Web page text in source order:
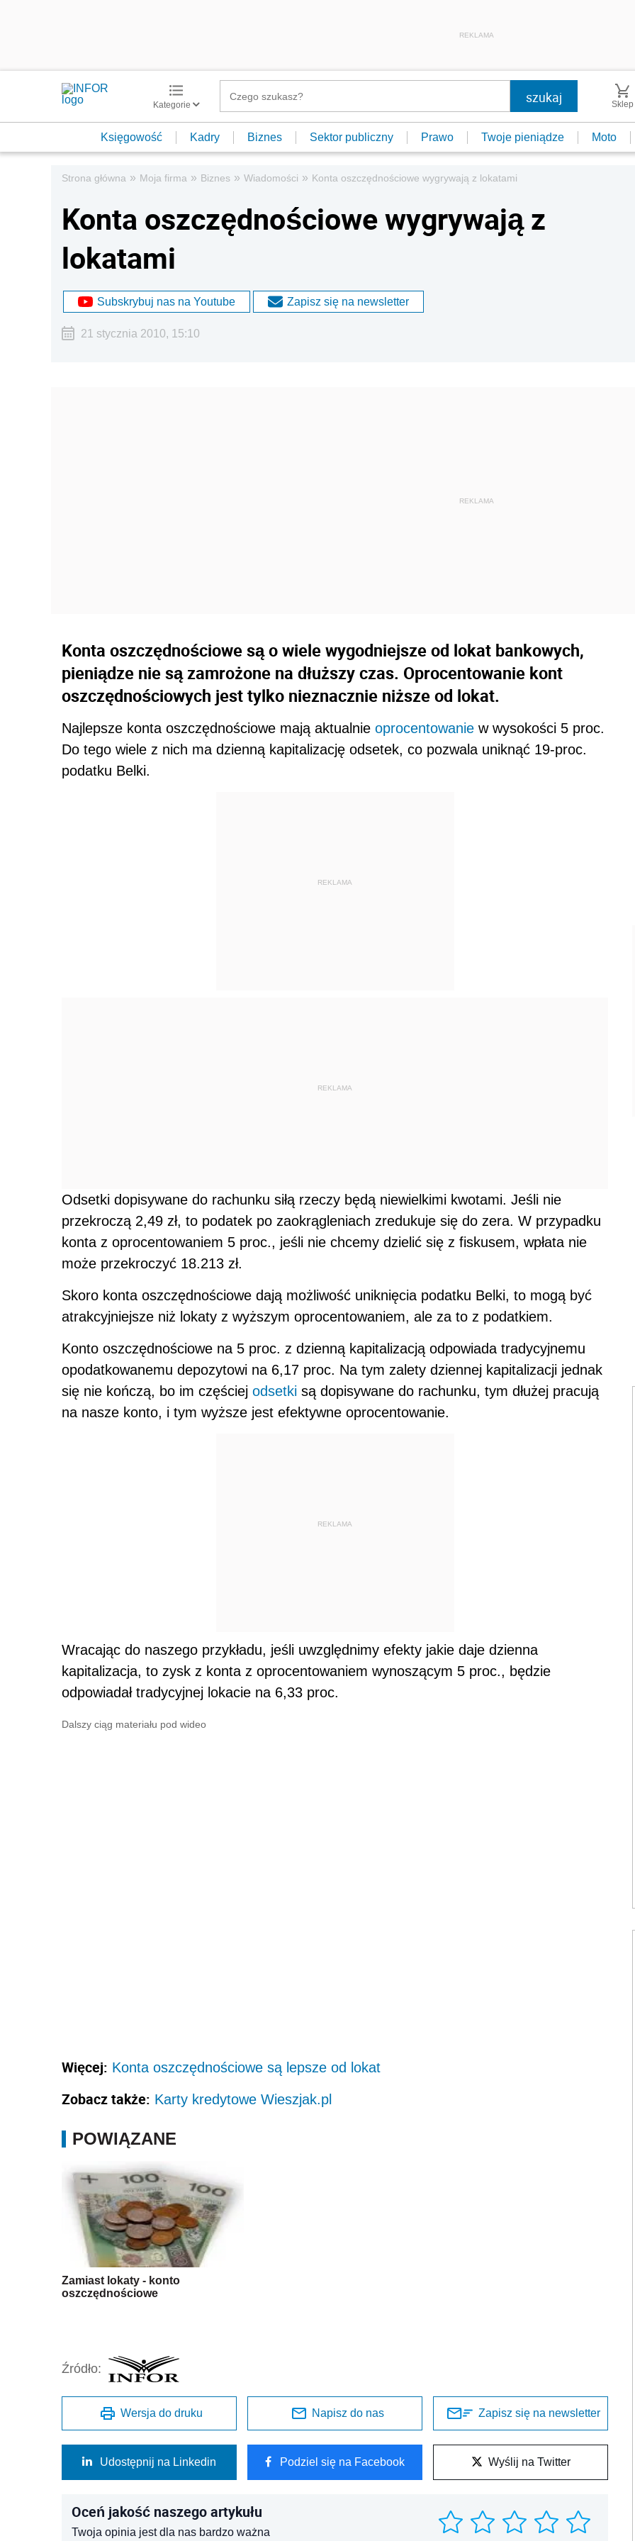
REKLAMA
Kategorie Sklep
Księgowość Kadry Biznes Sektor publiczny Prawo Twoje pieniądze Moto
Strona główna » Moja firma » Biznes » Wiadomości » Konta oszczędnościowe wygrywają z lokatami
Konta oszczędnościowe wygrywają z
lokatami
Subskrybuj nas na Youtube Zapisz się na newsletter
21 stycznia 2010, 15:10
Konta oszczędnościowe są o wiele wygodniejsze od lokat bankowych,
pieniądze nie są zamrożone na dłuższy czas. Oprocentowanie kont
oszczędnościowych jest tylko nieznacznie niższe od lokat.
Najlepsze konta oszczędnościowe mają aktualnie oprocentowanie w wysokości 5 proc.
Do tego wiele z nich ma dzienną kapitalizację odsetek, co pozwala uniknąć 19-proc.
podatku Belki.
REKLAMA
REKLAMA
Odsetki dopisywane do rachunku siłą rzeczy będą niewielkimi kwotami. Jeśli nie
przekroczą 2,49 zł, to podatek po zaokrągleniach zredukuje się do zera. W przypadku
konta z oprocentowaniem 5 proc., jeśli nie chcemy dzielić się z fiskusem, wpłata nie
może przekroczyć 18.213 zł.
Skoro konta oszczędnościowe dają możliwość uniknięcia podatku Belki, to mogą być
atrakcyjniejsze niż lokaty z wyższym oprocentowaniem, ale za to z podatkiem.
Konto oszczędnościowe na 5 proc. z dzienną kapitalizacją odpowiada tradycyjnemu
opodatkowanemu depozytowi na 6,17 proc. Na tym zalety dziennej kapitalizacji jednak
się nie kończą, bo im częściej odsetki są dopisywane do rachunku, tym dłużej pracują
na nasze konto, i tym wyższe jest efektywne oprocentowanie.
REKLAMA
Wracając do naszego przykładu, jeśli uwzględnimy efekty jakie daje dzienna
kapitalizacja, to zysk z konta z oprocentowaniem wynoszącym 5 proc., będzie
odpowiadał tradycyjnej lokacie na 6,33 proc.
Dalszy ciąg materiału pod wideo
Więcej: Konta oszczędnościowe są lepsze od lokat
Zobacz także: Karty kredytowe Wieszjak.pl
POWIĄZANE
Zamiast lokaty - konto
oszczędnościowe
Źródło:
Wersja do druku Napisz do nas Zapisz się na newsletter
Udostępnij na Linkedin Podziel się na Facebook Wyślij na Twitter
Oceń jakość naszego artykułu
Twoja opinia jest dla nas bardzo ważna